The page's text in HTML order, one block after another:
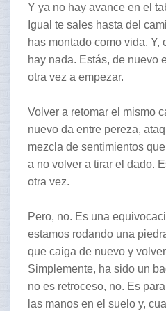
Y ya no hay avance en el
Igual te sales hasta del
has montado como vida. Y,
hay nada. Estás, de nuevo
otra vez a empezar.
Volver a retomar el mismo
nuevo da entre pereza,
mezcla de sentimientos
a no volver a tirar el dado.
otra vez.
Pero, no. Es una
estamos rodando una
que caiga de nuevo y
Simplemente, ha sido un
no es retroceso, no. Es
las manos en el suelo y,